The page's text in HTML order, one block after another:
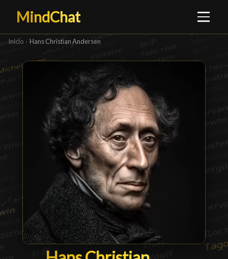
MindChat
Inicio › Hans Christian Andersen